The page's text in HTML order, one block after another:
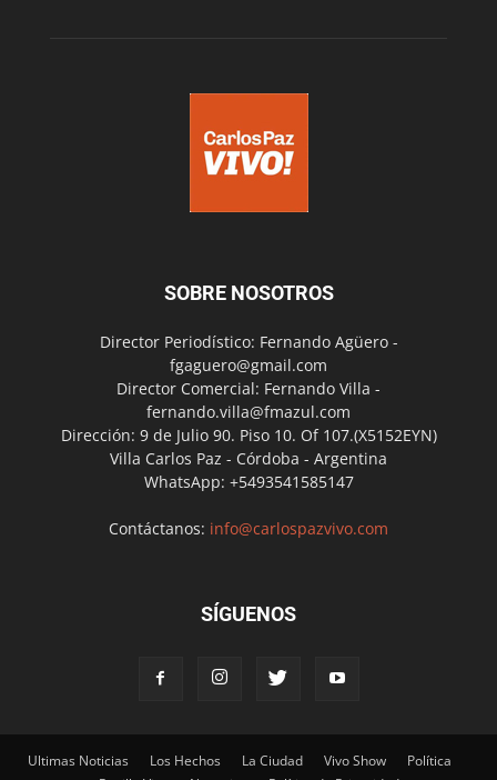
SOBRE NOSOTROS
Director Periodístico: Fernando Agüero -
fgaguero@gmail.com
Director Comercial: Fernando Villa -
fernando.villa@fmazul.com
Dirección: 9 de Julio 90. Piso 10. Of 107.(X5152EYN)
Villa Carlos Paz - Córdoba - Argentina
WhatsApp: +5493541585147
Contáctanos: info@carlospazvivo.com
SÍGUENOS
Ultimas Noticias Los Hechos La Ciudad Vivo Show
Política